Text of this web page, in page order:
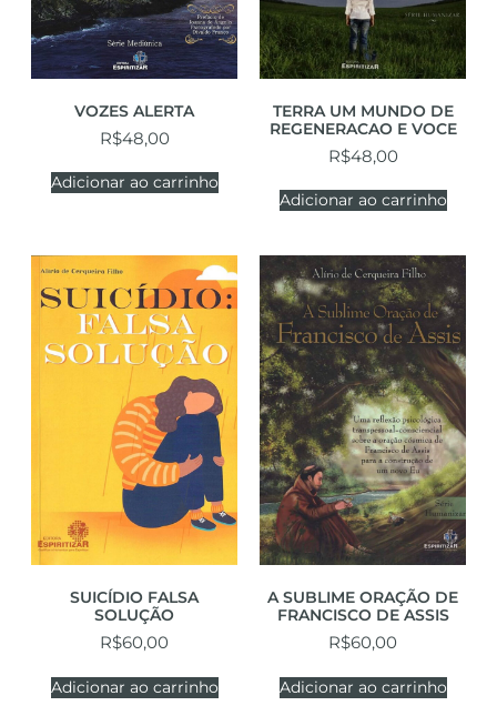
VOZES ALERTA
R$48,00
Adicionar ao carrinho
TERRA UM MUNDO DE
REGENERACAO E VOCE
R$48,00
Adicionar ao carrinho
SUICÍDIO FALSA
SOLUÇÃO
R$60,00
Adicionar ao carrinho
A SUBLIME ORAÇÃO DE
FRANCISCO DE ASSIS
R$60,00
Adicionar ao carrinho